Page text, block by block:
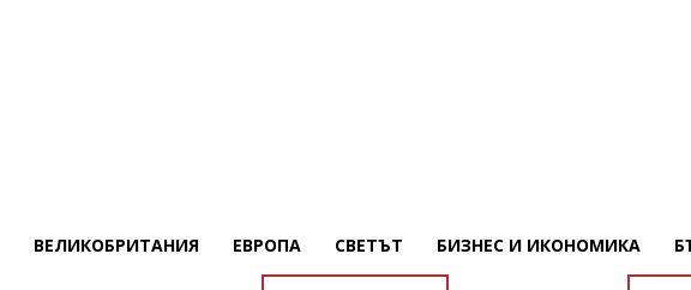
ВЕЛИКОБРИТАНИЯ ЕВРОПА СВЕТЪТ БИЗНЕС И ИКОНОМИКА